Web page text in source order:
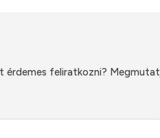
érdemes feliratkozni?